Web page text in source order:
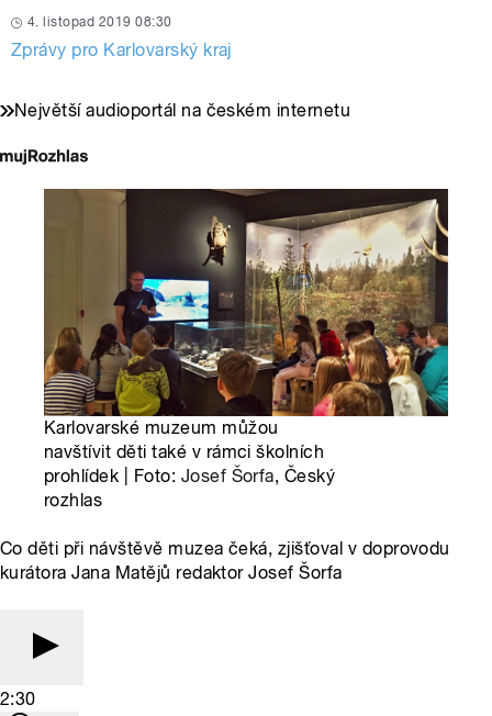
4. listopad 2019 08:30
Zprávy pro Karlovarský kraj
Největší audioportál na českém internetu
Karlovarské muzeum můžou
navštívit děti také v rámci školních
prohlídek | Foto: Josef Šorfa, Český
rozhlas
Co děti při návštěvě muzea čeká, zjišťoval v doprovodu
kurátora Jana Matějů redaktor Josef Šorfa
2:30